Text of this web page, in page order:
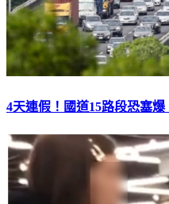
4天連假！國道15路段恐塞